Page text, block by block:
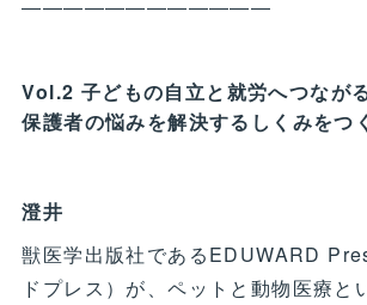
――――――――――――
Vol.2 子どもの自立と就労へつなが
保護者の悩みを解決するしくみをつ
澄井
獣医学出版社であるEDUWARD
ドプレス）が、ペットと動物医療と